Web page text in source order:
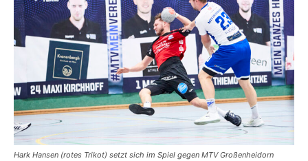
Hark Hansen (rotes Trikot) setzt sich im Spiel gegen MTV Großenheidorn